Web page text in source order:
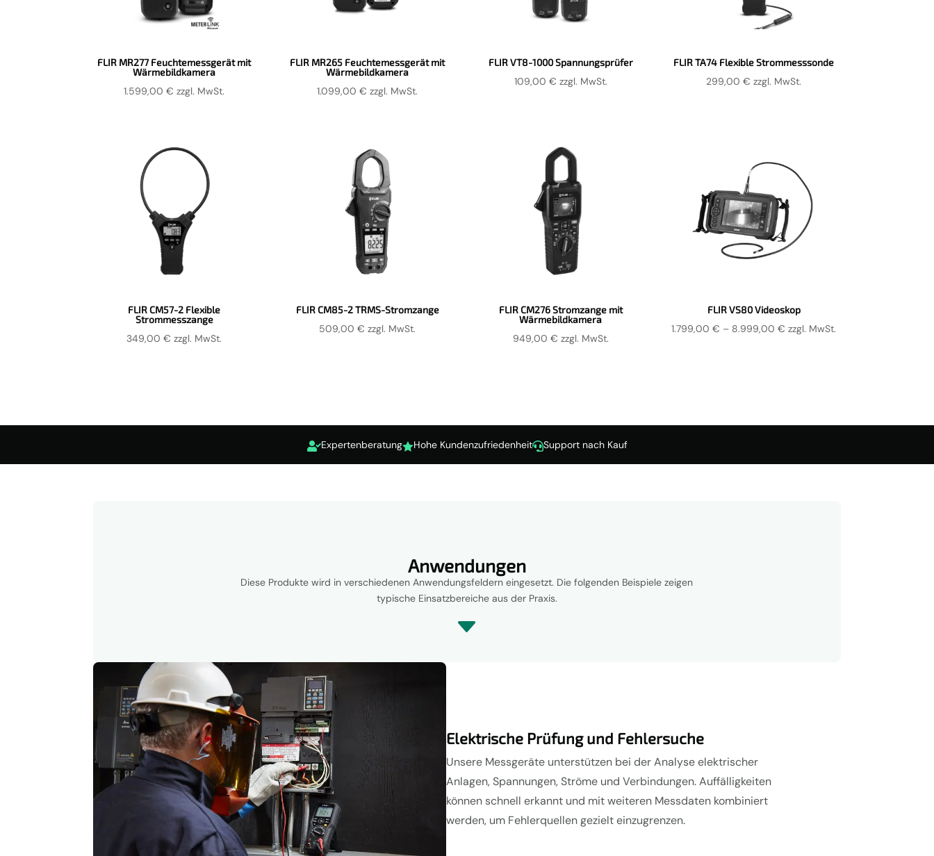
FLIR MR277 Feuchtemessgerät mit
Wärmebildkamera
1.599,00€ zzgl. MwSt.
FLIR MR265 Feuchtemessgerät mit
Wärmebildkamera
1.099,00€ zzgl. MwSt.
FLIR VT8-1000 Spannungsprüfer
109,00 € zzgl. MwSt.
FLIR TA74 Flexible Strommesssonde
299,00€ zzgl. MwSt.
FLIR CM57-2 Flexible
Strommesszange
349,00€ zzgl. MwSt.
FLIR CM85-2 TRMS-Stromzange
509,00€ zzgl. MwSt.
FLIR CM276 Stromzange mit
Wärmebildkamera
949,00 € zzgl. MwSt.
FLIR VS80 Videoskop
1.799,00€ – 8.999,00€ Preisspanne:
zzgl. MwSt.
ExpertenberatungHohe KundenzufriedenheitSupport nach Kauf
Anwendungen
Diese Produkte wird in verschiedenen Anwendungsfeldern eingesetzt. Die folgenden Beispiele zeigen
typische Einsatzbereiche aus der Praxis.
C
Elektrische Prüfung und Fehlersuche
Unsere Messgeräte unterstützen bei der Analyse elektrischer
Anlagen, Spannungen, Ströme und Verbindungen. Auffälligkeiten
können schnell erkannt und mit weiteren Messdaten kombiniert
werden, um Fehlerquellen gezielt einzugrenzen.